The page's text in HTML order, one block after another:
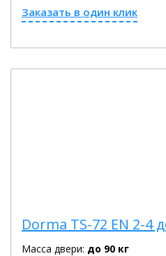
Заказать в один клик
Dorma TS-72 EN 2-4
Масса двери: до 90 кг